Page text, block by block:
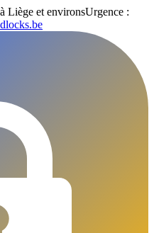
à Liège et environsUrgence :